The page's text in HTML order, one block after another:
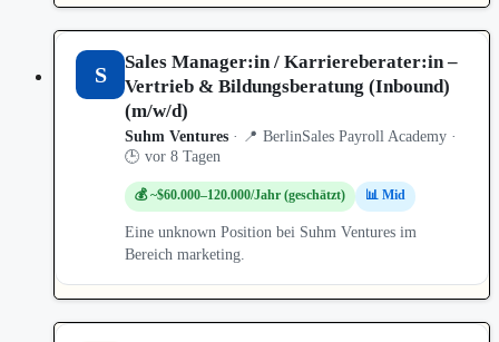
S
Sales Manager:in / Karriereberater:in –
Vertrieb & Bildungsberatung (Inbound)
(m/w/d)
Suhm Ventures · 📍 BerlinSales Payroll Academy ·
🕒 vor 8 Tagen
💰 ~$60.000–120.000/Jahr (geschätzt) 📊 Mid
Eine unknown Position bei Suhm Ventures im
Bereich marketing.